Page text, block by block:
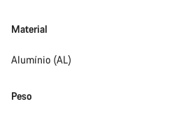
Material
Alumínio (AL)
Peso